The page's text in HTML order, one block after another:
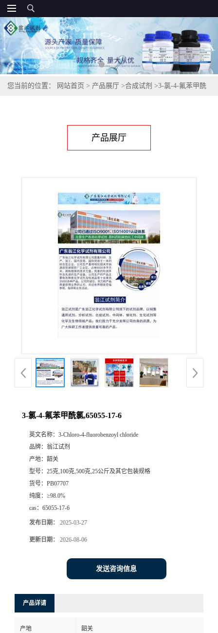
您当前的位置： 网站首页 > 产品展厅 >合成试剂 >3-氯-4-氟苯甲酰
产品展厅
3-氯-4-氟苯甲酰氯,65055-17-6
英文名称： 3-Chloro-4-fluorobenzoyl chloride
品牌： 翁江试剂
产地： 韶关
型号： 25克,100克,500克,25公斤及其它包装规格
货号： PB07707
纯度： ≥98.0%
cas： 65055-17-6
发布日期： 2025-03-27
更新日期： 2026-08-06
发送咨询信息
产品详请
产地 韶关